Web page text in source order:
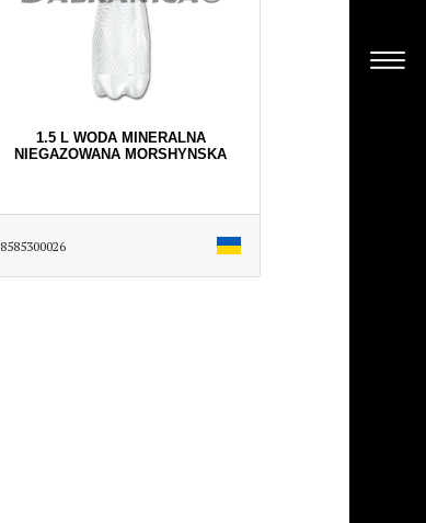
1.5 L WODA MINERALNA
NIEGAZOWANA MORSHYNSKA
8585300026